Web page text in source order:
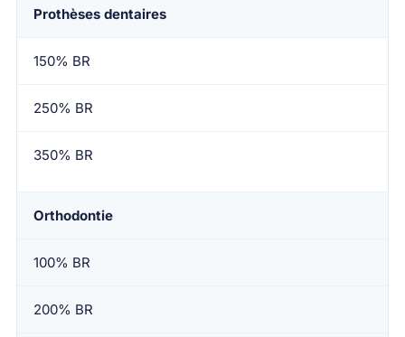
Prothèses dentaires
150% BR
250% BR
350% BR
Orthodontie
100% BR
200% BR